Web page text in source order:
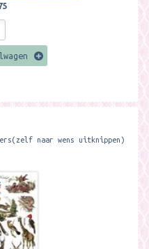
naar wens uitknippen)